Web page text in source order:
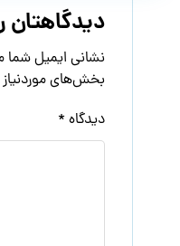
دیدگاهتان
نشانی ایمیل
بخش‌های
دیدگاه *